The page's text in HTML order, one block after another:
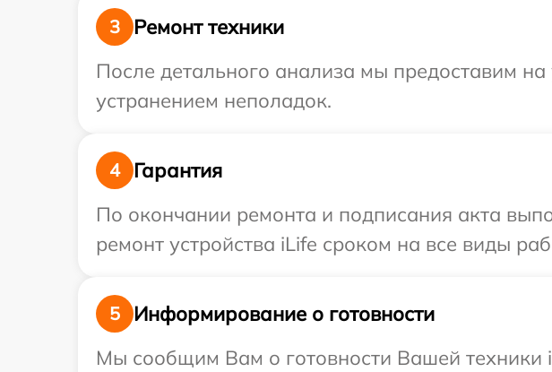
3
Ремонт техники
После детального анализа мы предоставим
устранением неполадок.
4
Гарантия
По окончании ремонта и подписания акта
ремонт устройства iLife сроком на все виды
5
Информирование о готовности
Мы сообщим Вам о готовности Вашей техники